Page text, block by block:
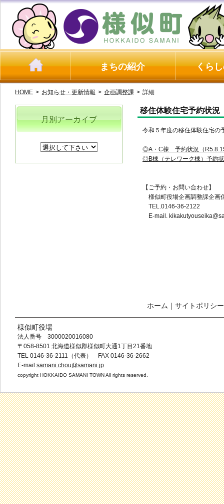
まちの紹介 くら
HOME > お知らせ・更新情報 > 企画調整課 > 詳細
移住体験住宅予約状況
令和５年度の移住体験住宅の
◎A・C棟 予約状況（
◎B棟（テレワーク棟）予約
【ご予約・お問い合わせ】
様似町役場企画調整課企画
TEL.0146-36-2122
E-mail.
月別アーカイブ
ホーム ｜ サイトポリシー
様似町役場
法人番号 3000020016080
〒058-8501 北海道様似郡様似町大通1丁目21番地
TEL 0146-36-2111（代表） FAX 0146-36-2662
E-mail samani.chou@samani.jp
copyright HOKKAIDO SAMANI TOWN All rights reserved.